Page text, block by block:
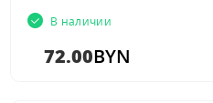
В наличии
72.00BYN